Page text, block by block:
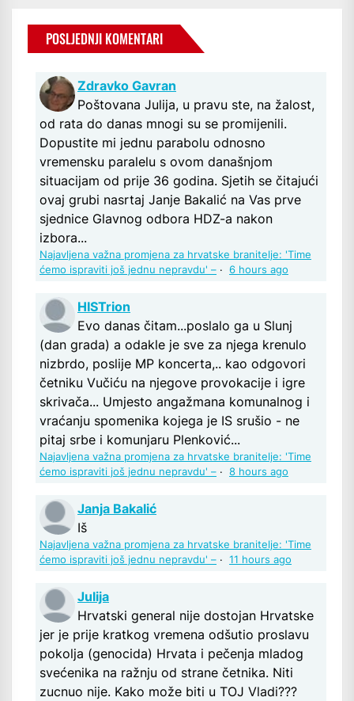
POSLJEDNJI KOMENTARI
Zdravko Gavran
Poštovana Julija, u pravu ste, na žalost,
od rata do danas mnogi su se promijenili.
Dopustite mi jednu parabolu odnosno
vremensku paralelu s ovom današnjom
situacijam od prije 36 godina. Sjetih se čitajući
ovaj grubi nasrtaj Janje Bakalić na Vas prve
sjednice Glavnog odbora HDZ-a nakon
izbora...
Najavljena važna promjena za hrvatske branitelje: 'Time
ćemo ispraviti još jednu nepravdu' – · 6 hours ago
HISTrion
Evo danas čitam...poslalo ga u Slunj
(dan grada) a odakle je sve za njega krenulo
nizbrdo, poslije MP koncerta,.. kao odgovori
četniku Vučiću na njegove provokacije i igre
skrivača... Umjesto angažmana komunalnog i
vraćanju spomenika kojega je IS srušio - ne
pitaj srbe i komunjaru Plenković...
Najavljena važna promjena za hrvatske branitelje: 'Time
ćemo ispraviti još jednu nepravdu' – · 8 hours ago
Janja Bakalić
Iš
Najavljena važna promjena za hrvatske branitelje: 'Time
ćemo ispraviti još jednu nepravdu' – · 11 hours ago
Julija
Hrvatski general nije dostojan Hrvatske
jer je prije kratkog vremena odšutio proslavu
pokolja (genocida) Hrvata i pečenja mladog
svećenika na ražnju od strane četnika. Niti
zucnuo nije. Kako može biti u TOJ Vladi???